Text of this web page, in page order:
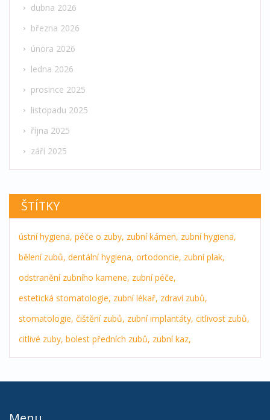
dubna 2026
března 2026
února 2026
ledna 2026
prosince 2025
listopadu 2025
října 2025
září 2025
ŠTÍTKY
ústní hygiena, péče o zuby, zubní kámen, zubní hygiena,
bělení zubů, dentální hygiena, ortodoncie, zubní plak,
odstranění zubního kamene, zubní péče,
estetická stomatologie, zubní lékař, zdraví zubů,
stomatologie, čištění zubů, zubní implantáty, citlivost zubů,
citlivé zuby, bolest předních zubů, zubní kaz,